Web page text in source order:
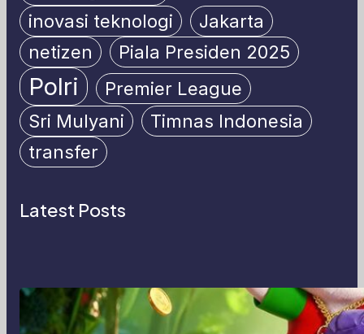
inovasi teknologi
Jakarta
netizen
Piala Presiden 2025
Polri
Premier League
Sri Mulyani
Timnas Indonesia
transfer
Latest Posts
MajalahPotretIndonesia: